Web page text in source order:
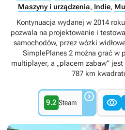
Maszyny i urządzenia, Indie,
Internet
Kontynuacja wydanej w 2014
pozwala na projektowanie i
samochodów, przez wózki
SimplePlanes 2 można grać w
multiplayer, a „placem zabaw”
787 km
9.2 Steam  